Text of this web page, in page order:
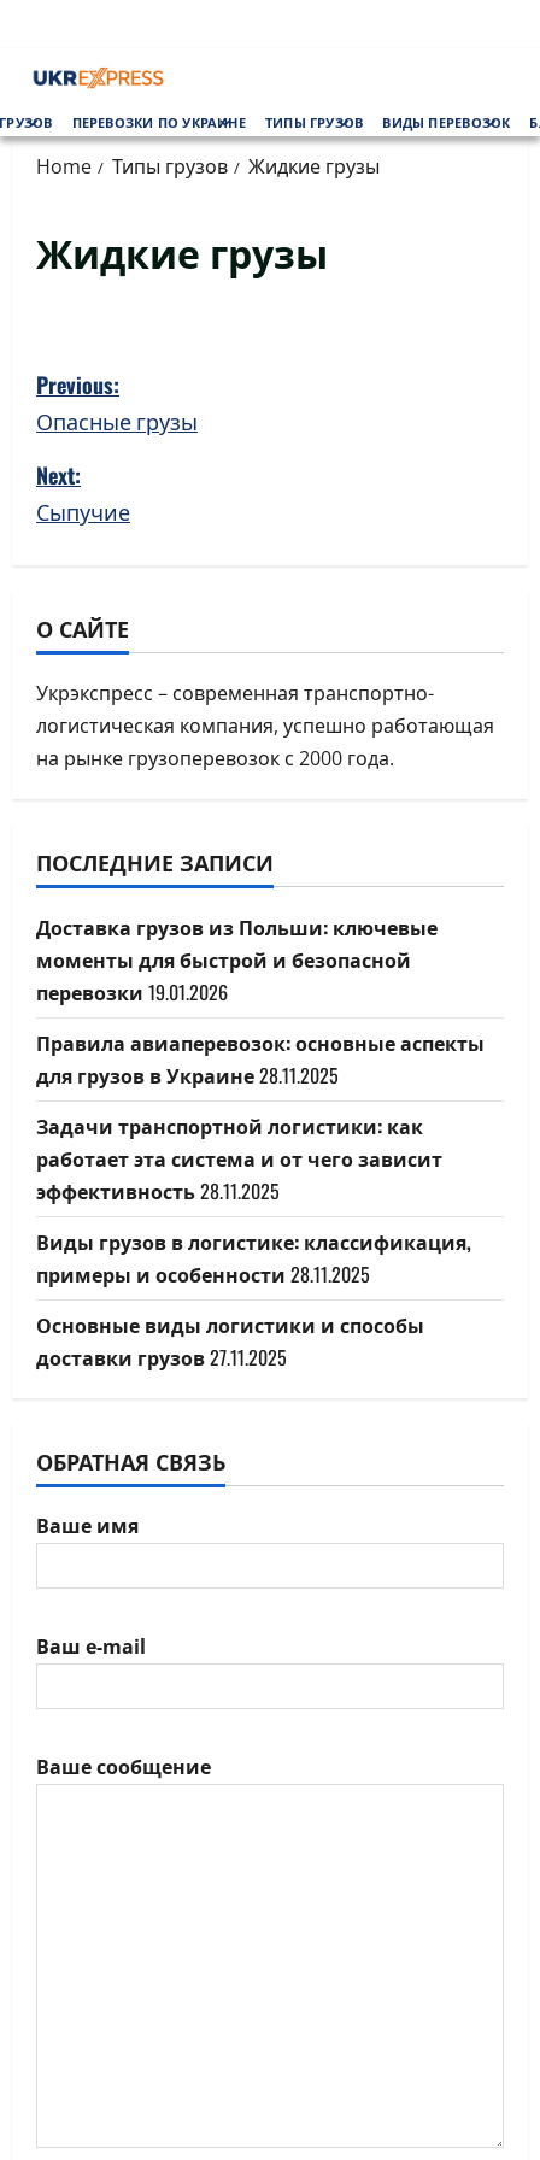
content
Menu
ПЕРЕВОЗКИ ПО УКРАИНЕ ТИПЫ ГРУЗОВ ВИДЫ ПЕРЕВОЗОК
Home Типы грузов Жидкие грузы
Жидкие грузы
P
o
s
t
a
v
i
g
t
i
o
n
Previous:
Опасные грузы
Next:
Сыпучие
О САЙТЕ
Укрэкспресс – современная транспортно-
логистическая компания, успешно работающая
на рынке грузоперевозок с 2000 года.
ПОСЛЕДНИЕ ЗАПИСИ
Доставка грузов из Польши: ключевые
моменты для быстрой и безопасной
перевозки 19.01.2026
Правила авиаперевозок: основные аспекты
для грузов в Украине28.11.2025
Задачи транспортной логистики: как
работает эта система и от чего зависит
эффективность28.11.2025
Виды грузов в логистике: классификация,
примеры и особенности 28.11.2025
Основные виды логистики и способы
доставки грузов27.11.2025
ОБРАТНАЯ СВЯЗЬ
Ваше имя
Ваш e-mail
Ваше сообщение